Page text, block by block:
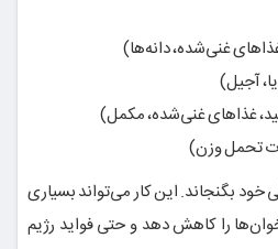
غنی‌شده، دانه‌ها)
آجیل)
غذاهای غنی‌شده، مکمل)
تحمل وزن)
خود بگنجاند. این کار می‌تواند بسیاری
را کاهش دهد و حتی فواید رژیم